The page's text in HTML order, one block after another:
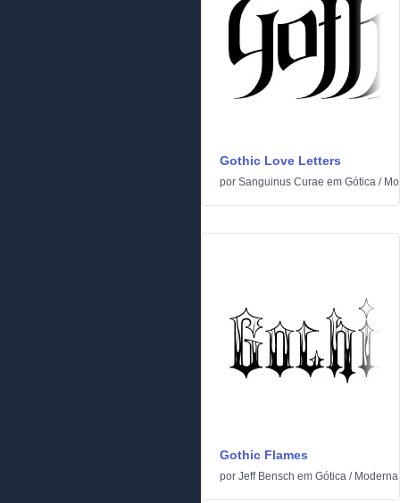
Gothic Love Letters
por Sanguinus Curae em Gótica /
Gothic Flames
por Jeff Bensch em Gótica / Moderna